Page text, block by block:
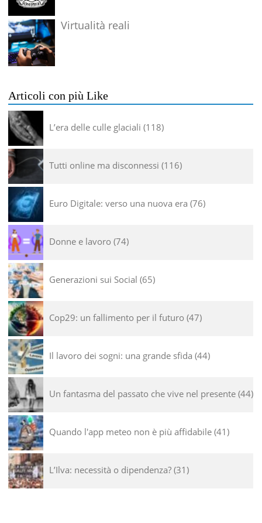
Virtualità reali
Articoli con più Like
L’era delle culle glaciali 118
Tutti online ma disconnessi 116
Euro Digitale: verso una nuova era 76
Donne e lavoro 74
Generazioni sui Social 65
Cop29: un fallimento per il futuro 47
Il lavoro dei sogni: una grande sfida 44
Un fantasma del passato che vive nel presente 44
Quando l'app meteo non è più affidabile 41
L’Ilva: necessità o dipendenza? 31